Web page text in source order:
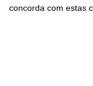
concorda com estas
Contato